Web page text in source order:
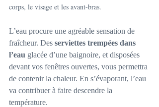
corps, le visage et les avant-bras.
L’eau procure une agréable sensation de
fraîcheur. Des serviettes trempées dans
l’eau glacée d’une baignoire, et disposées
devant vos fenêtres ouvertes, vous permettra
de contenir la chaleur. En s’évaporant, l’eau
va contribuer à faire descendre la
température.